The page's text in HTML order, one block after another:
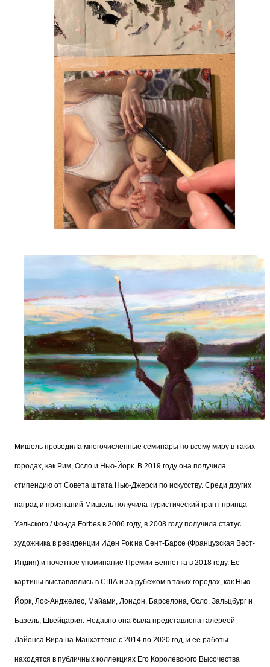
Мишель проводила многочисленные семинары по всему миру в таких
городах, как Рим, Осло и Нью-Йорк. В 2019 году она получила
стипендию от Совета штата Нью-Джерси по искусству. Среди других
наград и признаний Мишель получила туристический грант принца
Уэльского / Фонда Forbes в 2006 году, в 2008 году получила статус
художника в резиденции Иден Рок на Сент-Барсе (Французская Вест-
Индия) и почетное упоминание Премии Беннетта в 2018 году. Ее
картины выставлялись в США и за рубежом в таких городах, как Нью-
Йорк, Лос-Анджелес, Майами, Лондон, Барселона, Осло, Зальцбург и
Базель, Швейцария. Недавно она была представлена галереей
Лайонса Вира на Манхэттене с 2014 по 2020 год, и ее работы
находятся в публичных коллекциях Его Королевского Высочества